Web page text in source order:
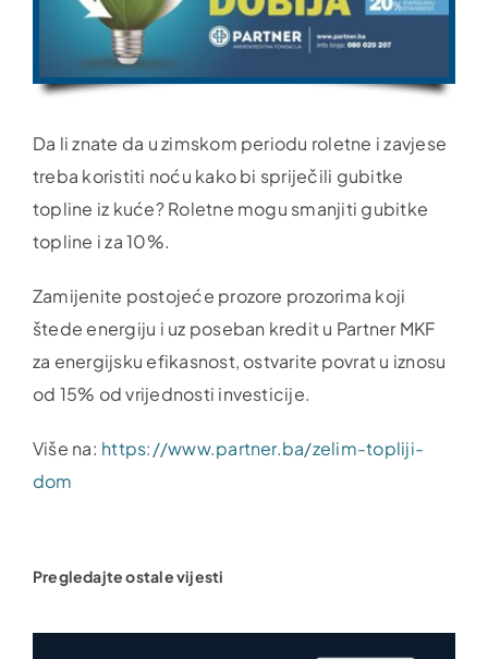
Da li znate da u zimskom periodu roletne i zavjese
treba koristiti noću kako bi spriječili gubitke
topline iz kuće? Roletne mogu smanjiti gubitke
topline i za 10%.
Zamijenite postojeće prozore prozorima koji
štede energiju i uz poseban kredit u Partner MKF
za energijsku efikasnost, ostvarite povrat u iznosu
od 15% od vrijednosti investicije.
Više na: https://www.partner.ba/zelim-topliji-
dom
Pregledajte ostale vijesti